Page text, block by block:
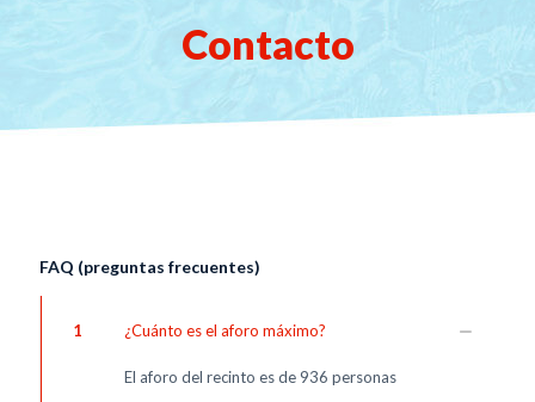
Contacto
FAQ (preguntas frecuentes)
1 ¿Cuánto es el aforo máximo?
El aforo del recinto es de 936 personas